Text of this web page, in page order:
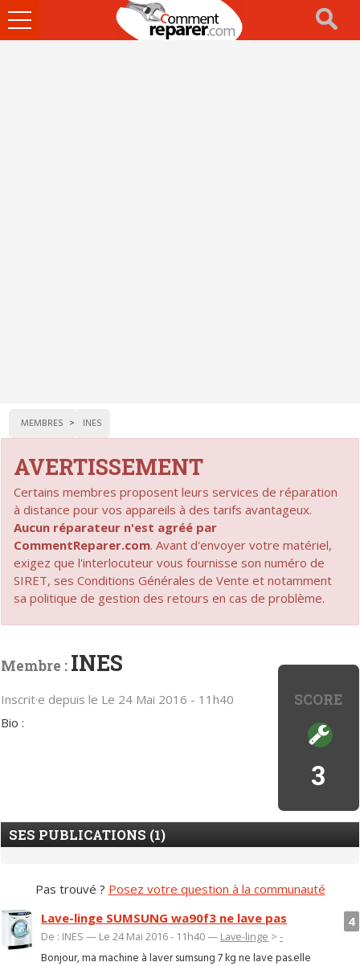
Ouvrir
le
MEMBRES INES
AVERTISSEMENT
Certains membres proposent leurs services de réparation
à distance pour vos appareils à des tarifs avantageux.
Aucun réparateur n'est agréé par
CommentReparer.com. Avant d'envoyer votre matériel,
exigez que l'interlocuteur vous fournisse son numéro de
SIRET, ses Conditions Générales de Vente et notamment
sa politique de gestion des retours en cas de problème.
SCORE
3
Membre : INES
Inscrit·e depuis le Le 24 Mai 2016 - 11h40
Bio :
SES PUBLICATIONS (1)
Pas trouvé ? Posez votre question à la communauté
4
Lave-linge SUMSUNG wa90f3 ne lave pas
De : INES — Le 24 Mai 2016 - 11h40 — Lave-linge >-
Bonjour, ma machine à laver sumsung 7 kg ne lave pas.elle